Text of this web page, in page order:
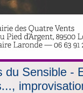
du Sensible -